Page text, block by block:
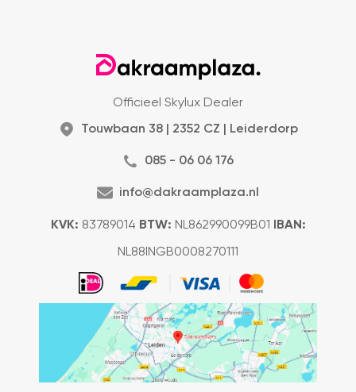
Officieel Skylux Dealer
Touwbaan 38 | 2352 CZ | Leiderdorp
085 - 06 06 176
info@dakraamplaza.nl
KVK: 83789014 BTW: NL862990099B01 IBAN:
NL88INGB0008270111